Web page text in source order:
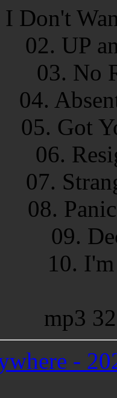
I Don't
02. UP
03. No
04.
05. Got
06.
07.
08.
09.
10.
mp3
-